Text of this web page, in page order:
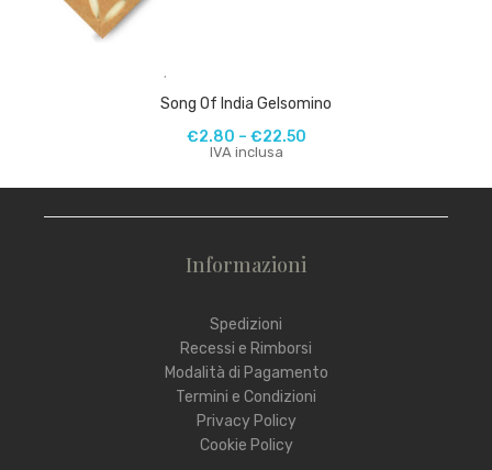
Song Of India Gelsomino
€2.80 – €22.50
IVA inclusa
Informazioni
Spedizioni
Recessi e Rimborsi
Modalità di Pagamento
Termini e Condizioni
Privacy Policy
Cookie Policy